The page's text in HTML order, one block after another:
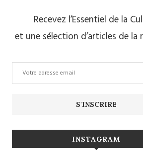
Recevez l’Essentiel de la
et une sélection d’articles de la
INSTAGRAM